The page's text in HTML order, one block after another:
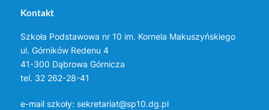
Kontakt
Szkoła Podstawowa nr 10 im. Kornela Makuszyńskiego
ul. Górników Redenu 4
41-300 Dąbrowa Górnicza
tel. 32 262-28-41
e-mail szkoły: sekretariat@sp10.dg.pl